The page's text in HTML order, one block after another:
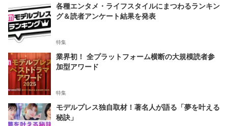
各種エンタメ・ライフスタイルにまつわるランキン
グ＆読者アンケート結果を発表
特集
業界初！ 全プラットフォーム横断の大規模読者参
加型アワード
特集
モデルプレス独自取材！著名人が語る「夢を叶える
秘訣」